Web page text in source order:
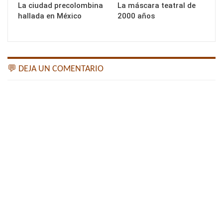
La ciudad precolombina
hallada en México
La máscara teatral de
2000 años
💬 DEJA UN COMENTARIO